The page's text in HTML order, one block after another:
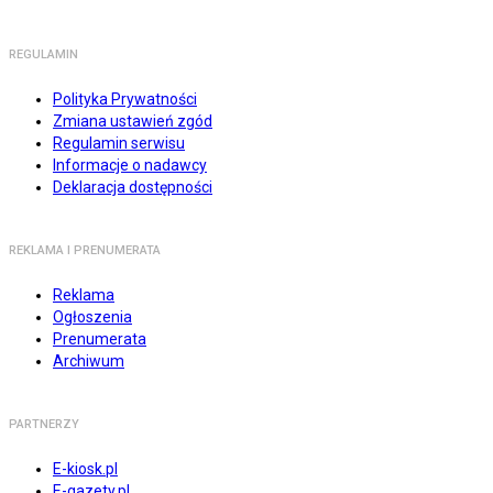
REGULAMIN
Polityka Prywatności
Zmiana ustawień zgód
Regulamin serwisu
Informacje o nadawcy
Deklaracja dostępności
REKLAMA I PRENUMERATA
Reklama
Ogłoszenia
Prenumerata
Archiwum
PARTNERZY
E-kiosk.pl